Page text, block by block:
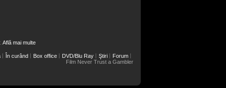
Află mai multe
În curând Box office DVD/Blu Ray Ştiri
Forum
Film Never Trust a Gambler